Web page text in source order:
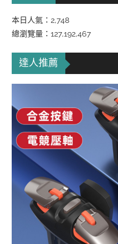
本日人氣：2,748
總瀏覽量：127,192,467
達人推薦